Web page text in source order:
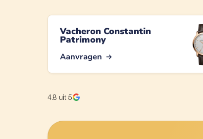
Vacheron Constantin
Patrimony
Aanvragen
4.8 uit 5